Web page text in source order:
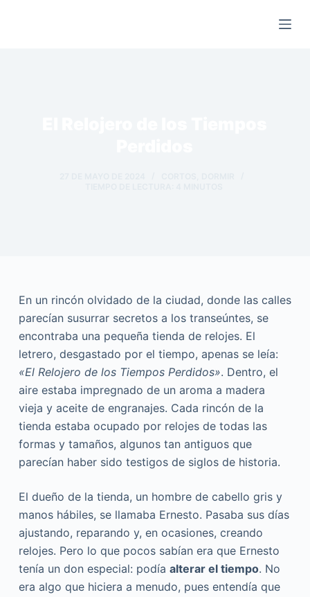
En un rincón olvidado de la ciudad, donde las calles
parecían susurrar secretos a los transeúntes, se
encontraba una pequeña tienda de relojes. El
letrero, desgastado por el tiempo, apenas se leía:
«El Relojero de los Tiempos Perdidos». Dentro, el
aire estaba impregnado de un aroma a madera
vieja y aceite de engranajes. Cada rincón de la
tienda estaba ocupado por relojes de todas las
formas y tamaños, algunos tan antiguos que
parecían haber sido testigos de siglos de historia.
El dueño de la tienda, un hombre de cabello gris y
manos hábiles, se llamaba Ernesto. Pasaba sus días
ajustando, reparando y, en ocasiones, creando
relojes. Pero lo que pocos sabían era que Ernesto
tenía un don especial: podía alterar el tiempo. No
era algo que hiciera a menudo, pues entendía que